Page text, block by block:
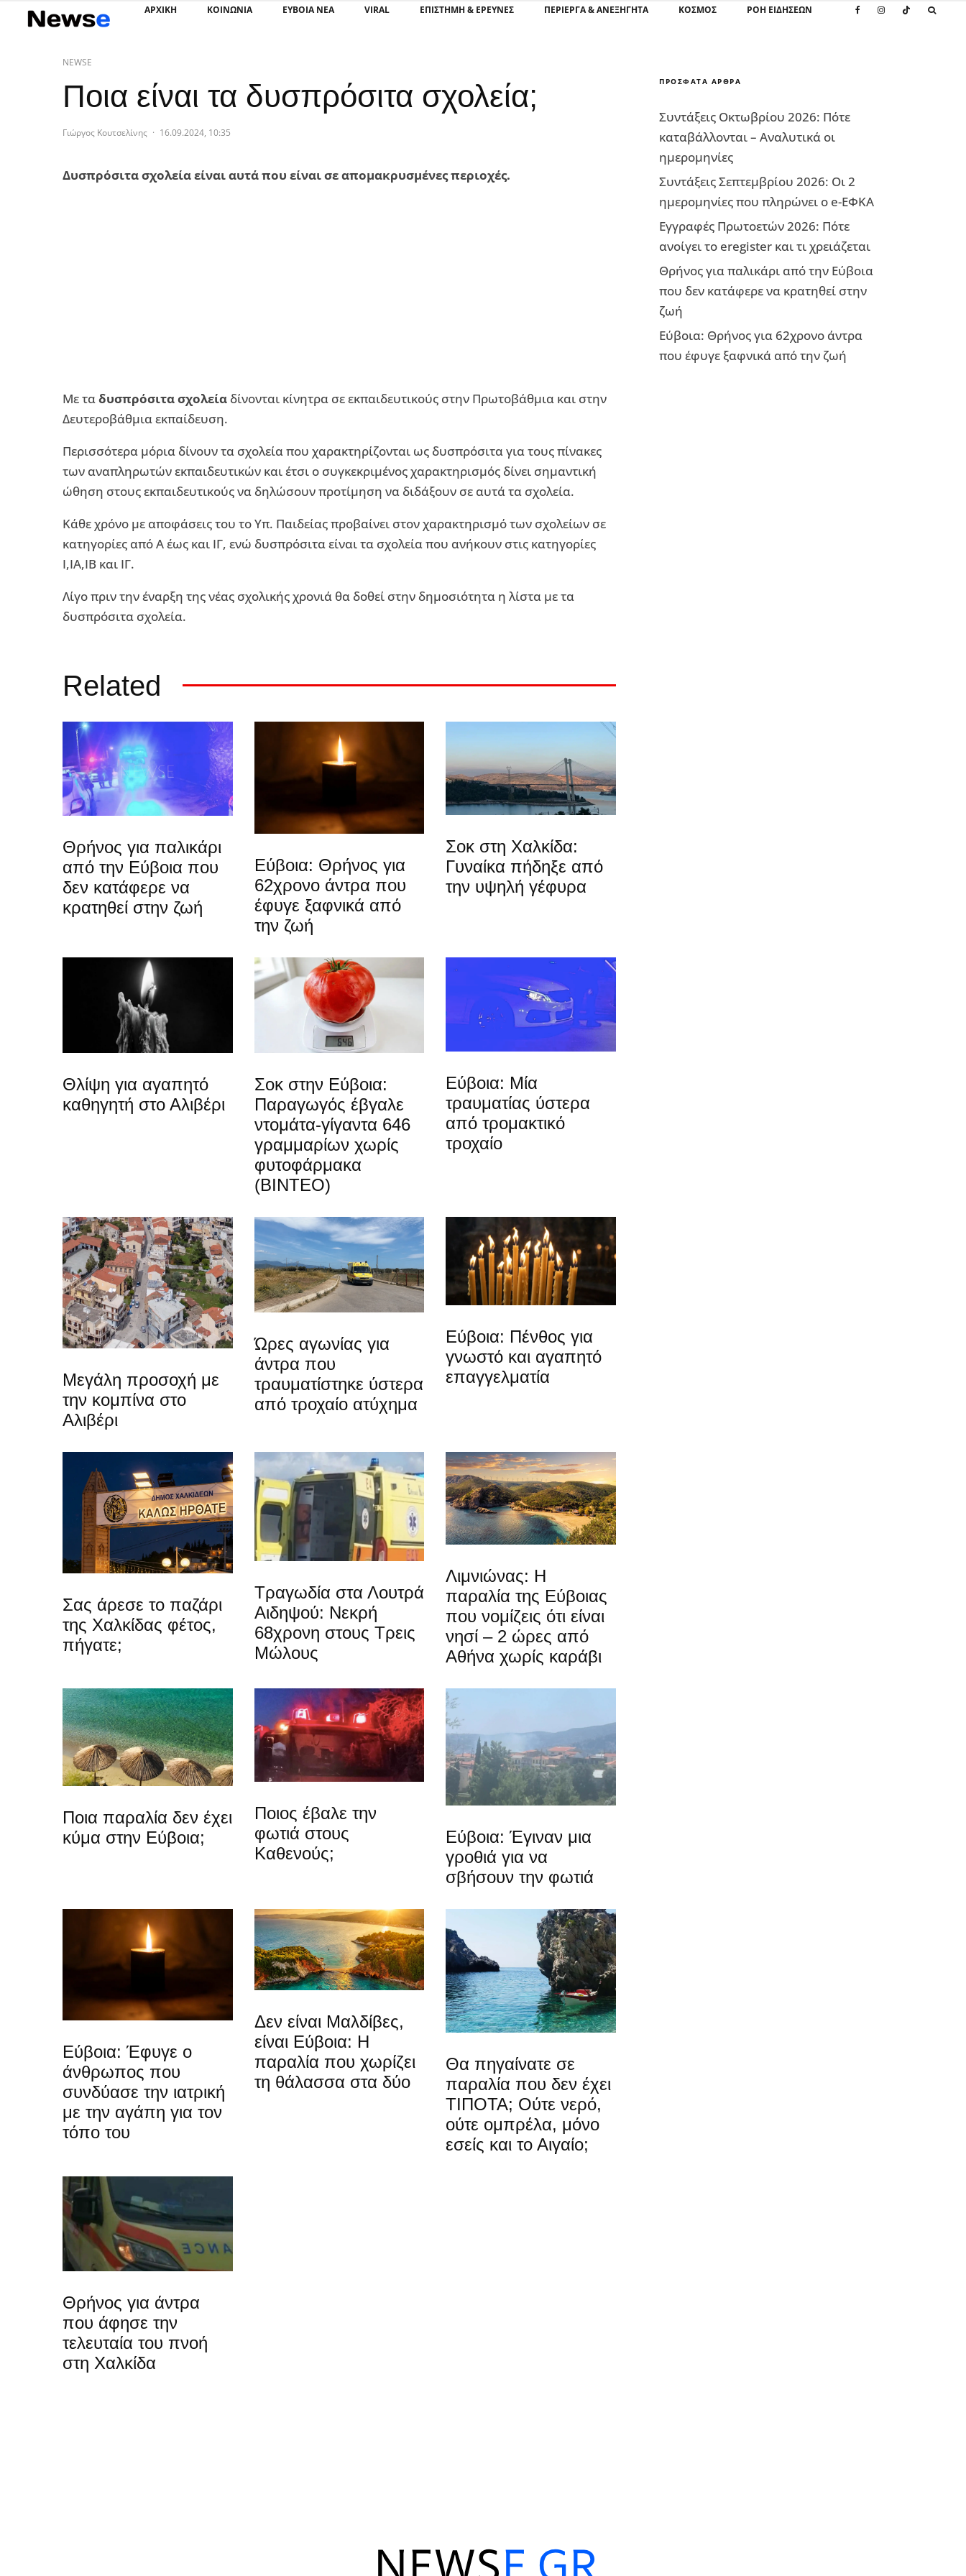
ΑΡΧΙΚΗ ΚΟΙΝΩΝΙΑ ΕΥΒΟΙΑ ΝΕΑ VIRAL ΕΠΙΣΤΉΜΗ & ΈΡΕΥΝΕΣ ΠΕΡΊΕΡΓΑ & ΑΝΕΞΉΓΗΤΑ ΚΌΣΜΟΣ ΡΟΗ ΕΙΔΗΣΕΩΝ
NEWSE
Ποια είναι τα δυσπρόσιτα σχολεία;
Γιώργος Κουτσελίνης · 16.09.2024, 10:35
Δυσπρόσιτα σχολεία είναι αυτά που είναι σε απομακρυσμένες περιοχές.
Με ταδυσπρόσιτα σχολεία δίνονται κίνητρα σε εκπαιδευτικούς στην Πρωτοβάθμια και στην
Δευτεροβάθμια εκπαίδευση.
Περισσότερα μόρια δίνουν τα σχολεία που χαρακτηρίζονται ως δυσπρόσιτα για τους πίνακες
των αναπληρωτών εκπαιδευτικών και έτσι ο συγκεκριμένος χαρακτηρισμός δίνει σημαντική
ώθηση στους εκπαιδευτικούς να δηλώσουν προτίμηση να διδάξουν σε αυτά τα σχολεία.
Κάθε χρόνο με αποφάσεις του το Υπ. Παιδείας προβαίνει στον χαρακτηρισμό των σχολείων σε
κατηγορίες από Α έως και ΙΓ, ενώ δυσπρόσιτα είναι τα σχολεία που ανήκουν στις κατηγορίες
Ι,ΙΑ,ΙΒ και ΙΓ.
Λίγο πριν την έναρξη της νέας σχολικής χρονιά θα δοθεί στην δημοσιότητα η λίστα με τα
δυσπρόσιτα σχολεία.
Related
Θρήνος για παλικάρι
από την Εύβοια που
δεν κατάφερε να
κρατηθεί στην ζωή
Εύβοια: Θρήνος για
62χρονο άντρα που
έφυγε ξαφνικά από
την ζωή
Σοκ στη Χαλκίδα:
Γυναίκα πήδηξε από
την υψηλή γέφυρα
Θλίψη για αγαπητό
καθηγητή στο Αλιβέρι
Σοκ στην Εύβοια:
Παραγωγός έβγαλε
ντομάτα-γίγαντα 646
γραμμαρίων χωρίς
φυτοφάρμακα
(ΒΙΝΤΕΟ)
Εύβοια: Μία
τραυματίας ύστερα
από τρομακτικό
τροχαίο
Μεγάλη προσοχή με
την κομπίνα στο
Αλιβέρι
Ώρες αγωνίας για
άντρα που
τραυματίστηκε ύστερα
από τροχαίο ατύχημα
Εύβοια: Πένθος για
γνωστό και αγαπητό
επαγγελματία
Σας άρεσε το παζάρι
της Χαλκίδας φέτος,
πήγατε;
Τραγωδία στα Λουτρά
Αιδηψού: Νεκρή
68χρονη στους Τρεις
Μώλους
Λιμνιώνας: Η
παραλία της Εύβοιας
που νομίζεις ότι είναι
νησί – 2 ώρες από
Αθήνα χωρίς καράβι
Ποια παραλία δεν έχει
κύμα στην Εύβοια;
Ποιος έβαλε την
φωτιά στους
Καθενούς;
Εύβοια: Έγιναν μια
γροθιά για να
σβήσουν την φωτιά
Εύβοια: Έφυγε ο
άνθρωπος που
συνδύασε την ιατρική
με την αγάπη για τον
τόπο του
Δεν είναι Μαλδίβες,
είναι Εύβοια: Η
παραλία που χωρίζει
τη θάλασσα στα δύο
Θα πηγαίνατε σε
παραλία που δεν έχει
ΤΙΠΟΤΑ; Ούτε νερό,
ούτε ομπρέλα, μόνο
εσείς και το Αιγαίο;
Θρήνος για άντρα
που άφησε την
τελευταία του πνοή
στη Χαλκίδα
ΠΡΌΣΦΑΤΑ ΆΡΘΡΑ
Συντάξεις Οκτωβρίου 2026: Πότε
καταβάλλονται – Αναλυτικά οι
ημερομηνίες
Συντάξεις Σεπτεμβρίου 2026: Οι 2
ημερομηνίες που πληρώνει ο e-ΕΦΚΑ
Εγγραφές Πρωτοετών 2026: Πότε
ανοίγει το eregister και τι χρειάζεται
Θρήνος για παλικάρι από την Εύβοια
που δεν κατάφερε να κρατηθεί στην
ζωή
Εύβοια: Θρήνος για 62χρονο άντρα
που έφυγε ξαφνικά από την ζωή